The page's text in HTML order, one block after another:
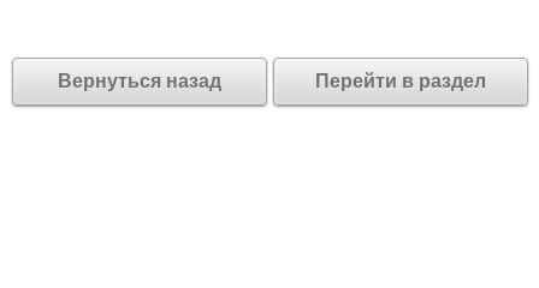
Вернуться назад Перейти в раздел